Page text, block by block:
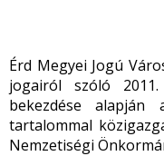
Érd Megyei Jogú
jogairól szóló
bekezdése
tartalommal
Nemzetiségi